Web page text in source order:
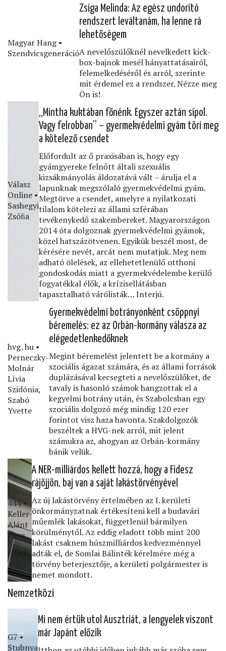
Magyar Hang •
Szendvicsgeneráció
Zsiga Melinda: Az egész undorító
rendszert leváltanám, ha lenne rá
lehetőségem
A nevelőszülőknél nevelkedett kick-
box-bajnok mesél hányattatásairól,
felemelkedéséről és arról, szerinte
mit érdemel ez a rendszer. Nézze meg
Ön is!
Válasz
Online •
Sashegyi
Zsóﬁa
„Mintha kuktában főnénk. Egyszer aztán sípol.
Vagy felrobban” – gyermekvédelmi gyám töri meg
a kötelező csendet
Előfordult az ő praxisában is, hogy egy
gyámgyereke felnőtt általi szexuális
kizsákmányolás áldozatává vált – árulja el a
lapunknak megszólaló gyermekvédelmi gyám.
Megtörve a csendet, amelyre a nyilatkozati
tilalom kötelezi az állami szférában
tevékenykedő szakembereket. Magyarországon
2014 óta dolgoznak gyermekvédelmi gyámok,
közel hatszázötvenen. Egyikük beszél most, de
kérésére nevét, arcát nem mutatjuk. Meg nem
adható ölelések, az ellehetetlenülő otthoni
gondoskodás miatt a gyermekvédelembe kerülő
fogyatékkal élők, a krízisellátásban
tapasztalható várólisták… Interjú.
hvg․hu •
Perneczky-
Molnár
Lívia
Szidónia,
Szabó
Yvette
Gyermekvédelmi botrányonként csöppnyi
béremelés: ez az Orbán-kormány válasza az
elégedetlenkedőknek
Megint béremelést jelentett be a kormány a
szociális ágazat számára, és az állami források
duplázásával kecsegteti a nevelőszülőket, de
tavaly is hasonló számok hangzottak el a
kegyelmi botrány után, és Szabolcsban egy
szociális dolgozó még mindig 120 ezer
forintot visz haza havonta. Szakdolgozók
beszéltek a HVG-nek arról, mit jelent
számukra az, ahogyan az Orbán-kormány
bánik velük.
444 •
Keller-
Alánt
Ákos
A NER-milliárdos kellett hozzá, hogy a Fidesz
rájöjjön, baj van a saját lakástörvényével
Az új lakástörvény értelmében az I. kerületi
önkormányzatnak értékesíteni kell a budavári
műemlék lakásokat, függetlenül bármilyen
körülménytől. Az eddig eladott több mint 200
lakást csaknem húszmilliárdos kedvezménnyel
adták el, de Somlai Bálinték kérelmére még a
törvény beterjesztője, a kerületi polgármester is
nemet mondott.
Nemzetközi
G7 •
Stubnya
Mi nem értük utol Ausztriát, a lengyelek viszont
már Japánt előzik